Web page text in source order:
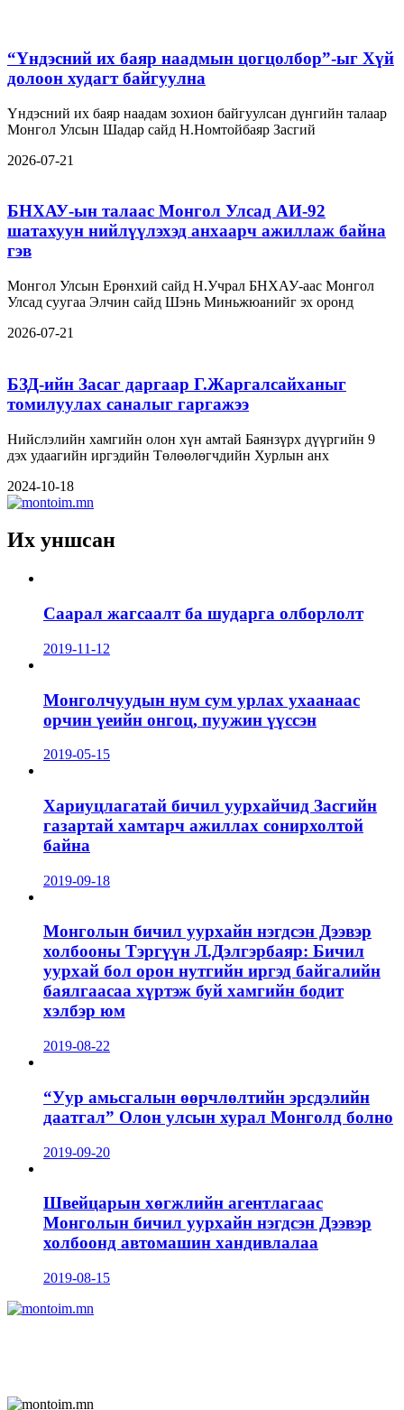
“Үндэсний их баяр наадмын цогцолбор”-ыг Хүй
долоон худагт байгуулна
Үндэсний их баяр наадам зохион байгуулсан дүнгийн талаар
Монгол Улсын Шадар сайд Н.Номтойбаяр Засгий
2026-07-21
БНХАУ-ын талаас Монгол Улсад АИ-92
шатахуун нийлүүлэхэд анхаарч ажиллаж байна
гэв
Монгол Улсын Ерөнхий сайд Н.Учрал БНХАУ-аас Монгол
Улсад суугаа Элчин сайд Шэнь Миньжюанийг эх оронд
2026-07-21
БЗД-ийн Засаг даргаар Г.Жаргалсайханыг
томилуулах саналыг гаргажээ
Нийслэлийн хамгийн олон хүн амтай Баянзүрх дүүргийн 9
дэх удаагийн иргэдийн Төлөөлөгчдийн Хурлын анх
2024-10-18
Их уншсан
Саарал жагсаалт ба шударга олборлолт
2019-11-12
Монголчуудын нум сум урлах ухаанаас
орчин үеийн онгоц, пуужин үүссэн
2019-05-15
Хариуцлагатай бичил уурхайчид Засгийн
газартай хамтарч ажиллах сонирхолтой
байна
2019-09-18
Монголын бичил уурхайн нэгдсэн Дээвэр
холбооны Тэргүүн Л.Дэлгэрбаяр: Бичил
уурхай бол орон нутгийн иргэд байгалийн
баялгаасаа хүртэж буй хамгийн бодит
хэлбэр юм
2019-08-22
“Уур амьсгалын өөрчлөлтийн эрсдэлийн
даатгал” Олон улсын хурал Монголд болно
2019-09-20
Швейцарын хөгжлийн агентлагаас
Монголын бичил уурхайн нэгдсэн Дээвэр
холбоонд автомашин хандивлалаа
2019-08-15